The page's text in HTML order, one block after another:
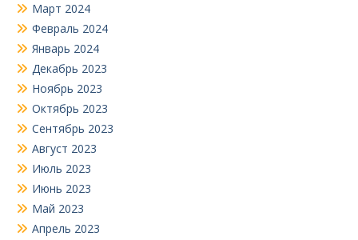
Март 2024
Февраль 2024
Январь 2024
Декабрь 2023
Ноябрь 2023
Октябрь 2023
Сентябрь 2023
Август 2023
Июль 2023
Июнь 2023
Май 2023
Апрель 2023